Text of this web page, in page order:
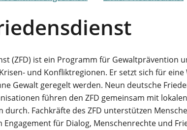
(ZFD) ist ein Programm für Gewaltprävention
und Konfliktregionen. Er setzt sich für eine
Gewalt geregelt werden. Neun deutsche
führen den ZFD gemeinsam mit lokalen
Fachkräfte des ZFD unterstützen
für Dialog, Menschenrechte und